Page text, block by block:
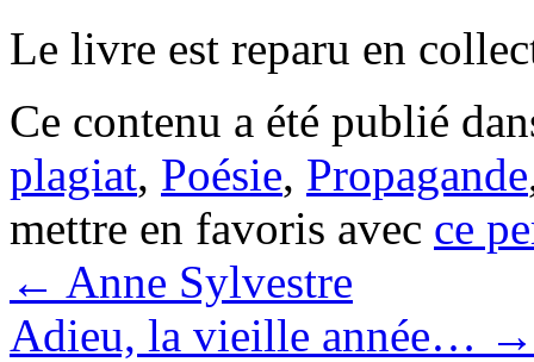
Le livre est reparu en
Ce contenu a été publié
plagiat, Poésie, Propagande
mettre en favoris avec ce
← Anne Sylvestre
Adieu, la vieille année… →